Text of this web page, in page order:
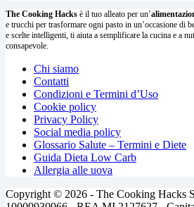
The Cooking Hacks è il tuo alleato per un’
e trucchi per trasformare ogni pasto in un’occasione di
e scelte intelligenti, ti aiuta a semplificare la cucina e a
consapevole.
Chi siamo
Contatti
Condizioni e Termini d’Uso
Cookie policy
Privacy Policy
Social media policy
Glossario Salute – Termini e Diete
Guida Dieta Low Carb
Allergia alle uova
Copyright © 2026 - The Cooking Hacks